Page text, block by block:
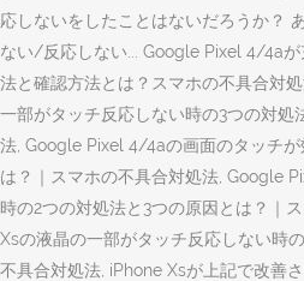
応しないをしたことはないだろうか？
ない/反応しない... Google Pixel 4/4a
法と確認方法とは？スマホの不具合対
一部がタッチ反応しない時の3つの対処
法, Google Pixel 4/4aの画面のタッチが
は？｜スマホの不具合対処法, Google
時の2つの対処法と3つの原因とは？｜
Xsの液晶の一部がタッチ反応しない時
不具合対処法, iPhone Xsが上記で改善